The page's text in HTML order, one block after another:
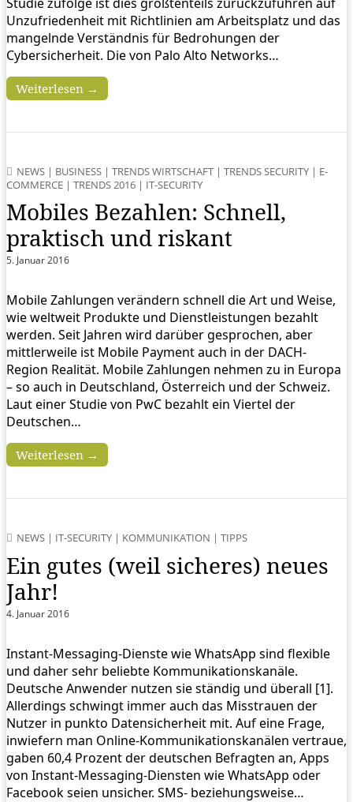
Unzufriedenheit mit Richtlinien am Arbeitsplatz und das
mangelnde Verständnis für Bedrohungen der
Cybersicherheit. Die von Palo Alto Networks…
Weiterlesen →
NEWS | BUSINESS | TRENDS WIRTSCHAFT | TRENDS SECURITY | E-
COMMERCE | TRENDS 2016 | IT-SECURITY
Mobiles Bezahlen: Schnell,
praktisch und riskant
5. Januar 2016
Mobile Zahlungen verändern schnell die Art und Weise,
wie weltweit Produkte und Dienstleistungen bezahlt
werden. Seit Jahren wird darüber gesprochen, aber
mittlerweile ist Mobile Payment auch in der DACH-
Region Realität. Mobile Zahlungen nehmen zu in Europa
– so auch in Deutschland, Österreich und der Schweiz.
Laut einer Studie von PwC bezahlt ein Viertel der
Deutschen…
Weiterlesen →
NEWS | IT-SECURITY | KOMMUNIKATION | TIPPS
Ein gutes (weil sicheres) neues
Jahr!
4. Januar 2016
Instant-Messaging-Dienste wie WhatsApp sind flexible
und daher sehr beliebte Kommunikationskanäle.
Deutsche Anwender nutzen sie ständig und überall [1].
Allerdings schwingt immer auch das Misstrauen der
Nutzer in punkto Datensicherheit mit. Auf eine Frage,
inwiefern man Online-Kommunikationskanälen vertraue,
gaben 60,4 Prozent der deutschen Befragten an, Apps
von Instant-Messaging-Diensten wie WhatsApp oder
Facebook seien unsicher. SMS- beziehungsweise…